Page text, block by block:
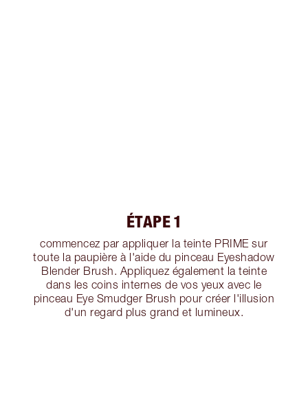
ÉTAPE 1
commencez par appliquer la teinte PRIME sur
toute la paupière à l'aide du pinceau Eyeshadow
Blender Brush. Appliquez également la teinte
dans les coins internes de vos yeux avec le
pinceau Eye Smudger Brush pour créer l'illusion
d'un regard plus grand et lumineux.